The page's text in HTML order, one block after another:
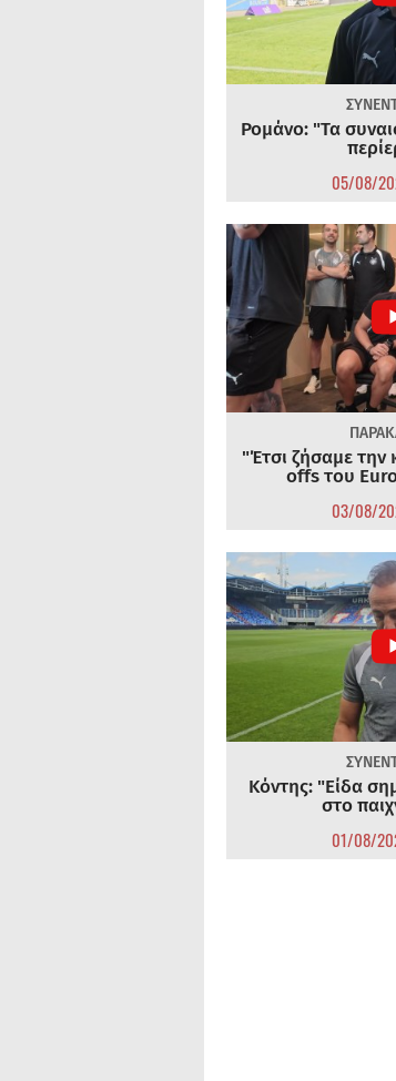
Ρομάνο: "Τα
05/08/
"Έτσι ζήσαμε
offs του
03/08/
Κόντης: "Είδα
στο
01/08/